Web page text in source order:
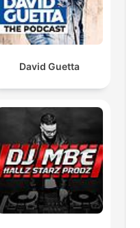
David Guetta